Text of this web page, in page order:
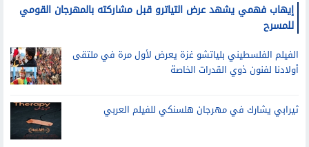
إيهاب فهمي يشهد عرض التياترو قبل مشاركته بالمهرجان القومي
للمسرح
الفيلم الفلسطيني بلياتشو غزة يعرض لأول مرة في ملتقى
أولادنا لفنون ذوي القدرات الخاصة
ثيرابي يشارك في مهرجان هلسنكي للفيلم العربي